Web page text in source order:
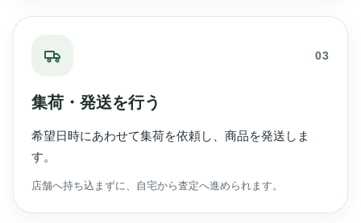
03
集荷・発送を行う
希望日時にあわせて集荷を依頼し、商品を発送しま
す。
店舗へ持ち込まずに、自宅から査定へ進められます。